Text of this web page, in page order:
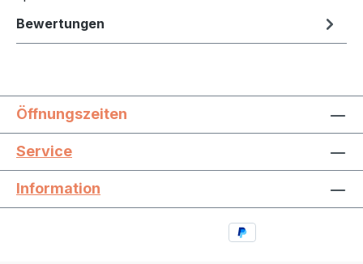
Bewertungen
Öffnungszeiten
Service
Information